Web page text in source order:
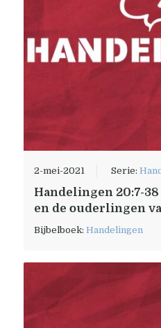
2-mei-2021 Serie:
Handelingen 20:7-
en de ouderlingen
Bijbelboek:Handelingen